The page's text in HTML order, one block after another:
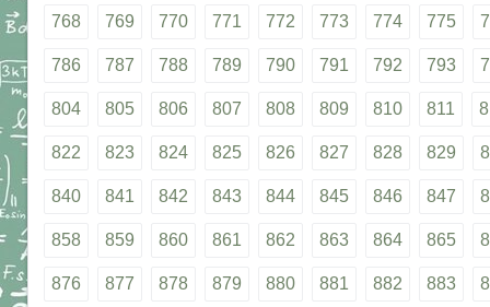
768 769 770 771 772 773 774 775
786 787 788 789 790 791 792 793
804 805 806 807 808 809 810 811
822 823 824 825 826 827 828 829
840 841 842 843 844 845 846 847
858 859 860 861 862 863 864 865
876 877 878 879 880 881 882 883